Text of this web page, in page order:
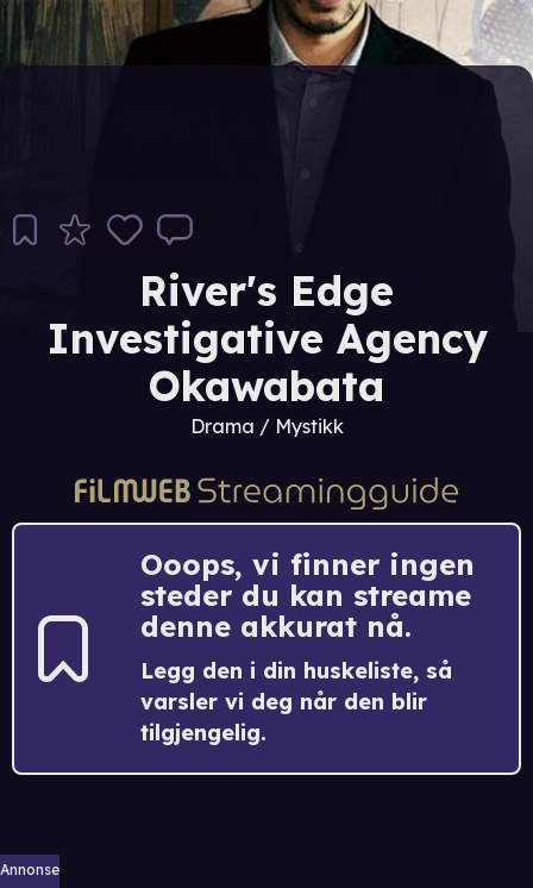
River's Edge
Investigative Agency
Okawabata
Drama / Mystikk
Ooops, vi finner ingen
steder du kan streame
denne akkurat nå.
Legg den i din huskeliste, så
varsler vi deg når den blir
tilgjengelig.
Annonse